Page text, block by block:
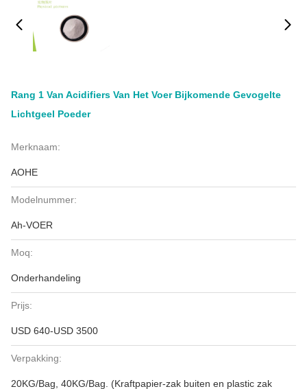
Rang 1 Van Acidifiers Van Het Voer Bijkomende Gevogelte
Lichtgeel Poeder
Merknaam:
AOHE
Modelnummer:
Ah-VOER
Moq:
Onderhandeling
Prijs:
USD 640-USD 3500
Verpakking:
20KG/Bag, 40KG/Bag. (Kraftpapier-zak buiten en plastic zak